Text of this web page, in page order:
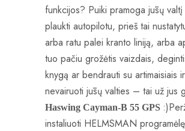
funkcijos? Puiki pramoga jūsų
plaukti autopilotu, prieš tai
arba ratu palei kranto liniją, arba
tuo pačiu grožėtis vaizdais,
knygą ar bendrauti su artimaisiais ir
nevairuoti jūsų valties – tai už jus
Haswing Cayman-B 55 GPS
instaliuoti HELMSMAN